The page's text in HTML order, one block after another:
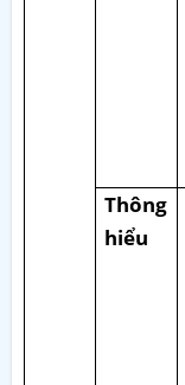
Thông
hiểu